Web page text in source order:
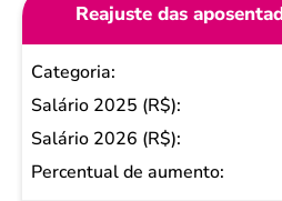
Reajuste das
Categoria
Salário
2025
(R$)